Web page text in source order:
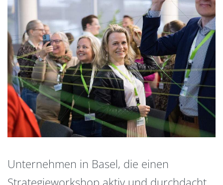
Unternehmen in Basel, die einen
Strategieworkshop aktiv und durchdacht